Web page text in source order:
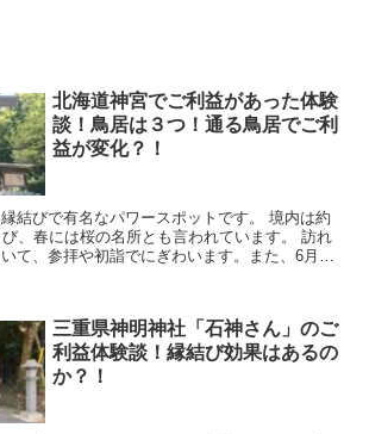
北海道神宮でご利益があった体験
談！鳥居は３つ！通る鳥居でご利
益が変化？！
びで有名なパワースポットです。 境内は約
、春には桜の名所とも言われています。 訪れ
て、参拝や初詣でにぎわいます。また、6月に
三重県神明神社「石神さん」のご
利益体験談！縁結び効果はあるの
か？！